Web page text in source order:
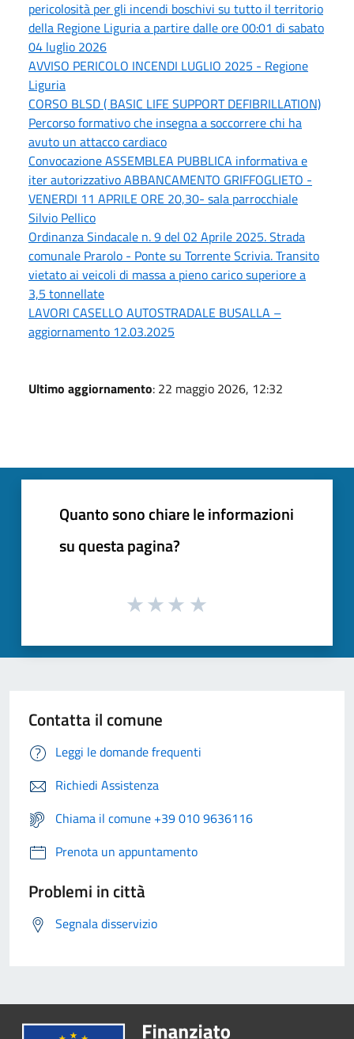
pericolosità per gli incendi boschivi su tutto il territorio
della Regione Liguria a partire dalle ore 00:01 di sabato
04 luglio 2026
AVVISO PERICOLO INCENDI LUGLIO 2025 - Regione
Liguria
CORSO BLSD ( BASIC LIFE SUPPORT DEFIBRILLATION)
Percorso formativo che insegna a soccorrere chi ha
avuto un attacco cardiaco
Convocazione ASSEMBLEA PUBBLICA informativa e
iter autorizzativo ABBANCAMENTO GRIFFOGLIETO -
VENERDI 11 APRILE ORE 20,30- sala parrocchiale
Silvio Pellico
Ordinanza Sindacale n. 9 del 02 Aprile 2025. Strada
comunale Prarolo - Ponte su Torrente Scrivia. Transito
vietato ai veicoli di massa a pieno carico superiore a
3,5 tonnellate
LAVORI CASELLO AUTOSTRADALE BUSALLA –
aggiornamento 12.03.2025
Ultimo aggiornamento: 22 maggio 2026, 12:32
Quanto sono chiare le informazioni
su questa pagina?
Contatta il comune
Leggi le domande frequenti
Richiedi Assistenza
Chiama il comune +39 010 9636116
Prenota un appuntamento
Problemi in città
Segnala disservizio